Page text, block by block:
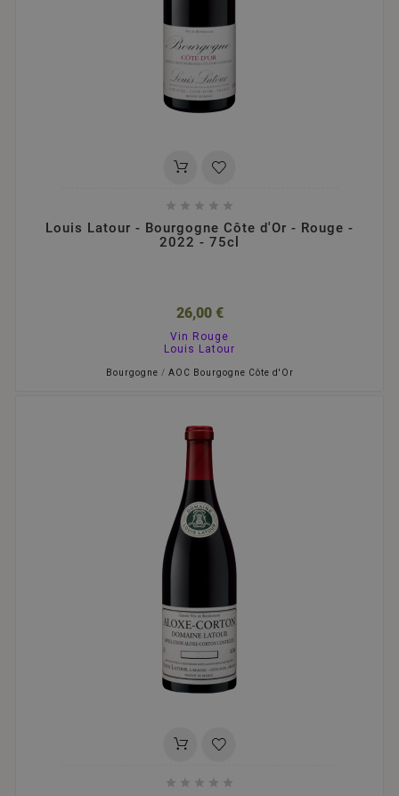
    
Louis Latour - Bourgogne Côte d'Or - Rouge -
2022 - 75cl
26,00 €
Vin Rouge
Louis Latour
Bourgogne / AOC Bourgogne Côte d'Or
    